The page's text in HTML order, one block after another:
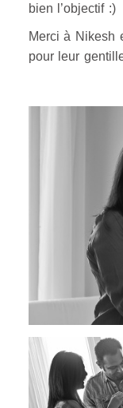
bien l’objectif :)
Merci à Nikesh
pour leur